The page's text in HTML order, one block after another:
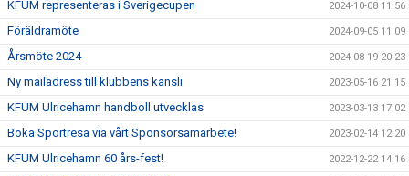
KFUM representeras i Sverigecupen 2024-10-08 11:56
Föräldramöte 2024-09-05 11:09
Årsmöte 2024 2024-08-19 20:23
Ny mailadress till klubbens kansli 2023-05-16 21:15
KFUM Ulricehamn handboll utvecklas 2023-03-13 17:02
Boka Sportresa via vårt Sponsorsamarbete! 2023-02-14 12:20
KFUM Ulricehamn 60 års-fest! 2022-12-22 14:16